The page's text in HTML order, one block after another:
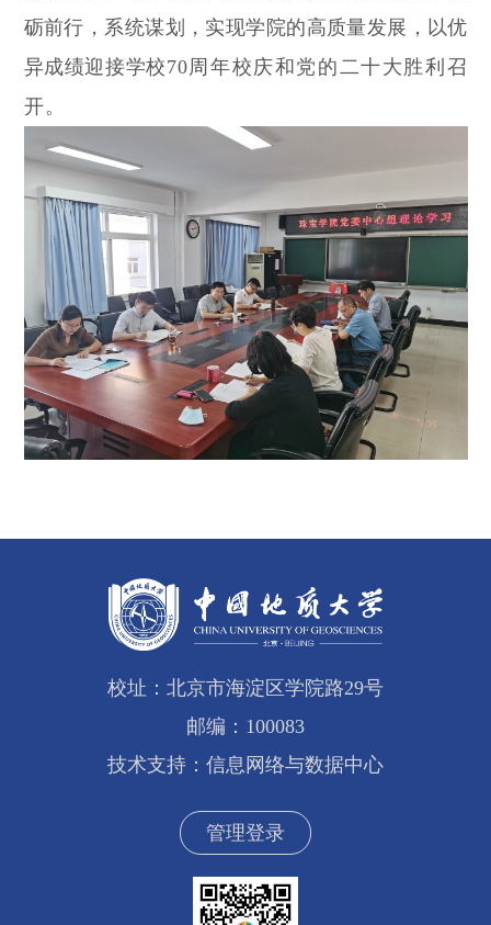
砺前行，系统谋划，实现学院的高质量发展，以优
异成绩迎接学校70周年校庆和党的二十大胜利召
开。
校址：北京市海淀区学院路29号
邮编：100083
技术支持：信息网络与数据中心
管理登录